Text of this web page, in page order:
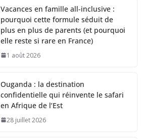
Vacances en famille all-inclusive :
pourquoi cette formule séduit de
plus en plus de parents (et pourquoi
elle reste si rare en France)
1 août 2026
Ouganda : la destination
confidentielle qui réinvente le safari
en Afrique de l’Est
28 juillet 2026